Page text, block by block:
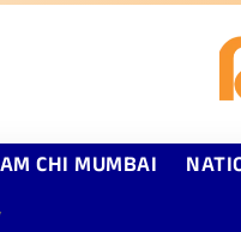
CHI MUMBAI